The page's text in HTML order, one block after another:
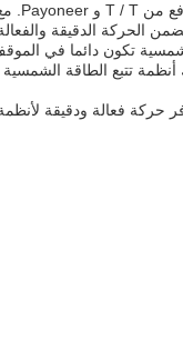
تتبع الطاقة الشمسية
فعالة ودقيقة